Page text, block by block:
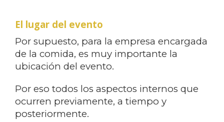
El lugar del evento
Por supuesto, para la empresa encargada
de la comida, es muy importante la
ubicación del evento.
Por eso todos los aspectos internos que
ocurren previamente, a tiempo y
posteriormente.